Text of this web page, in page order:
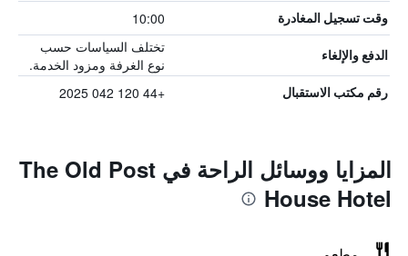
وقت تسجيل المغادرة 10:00
الدفع والإلغاء
تختلف السياسات حسب
نوع الغرفة ومزود الخدمة.
رقم مكتب الاستقبال +44 120 042 2025
المزايا ووسائل الراحة في The Old Post
House Hotel